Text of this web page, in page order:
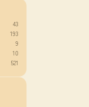
43
193
9
10
521